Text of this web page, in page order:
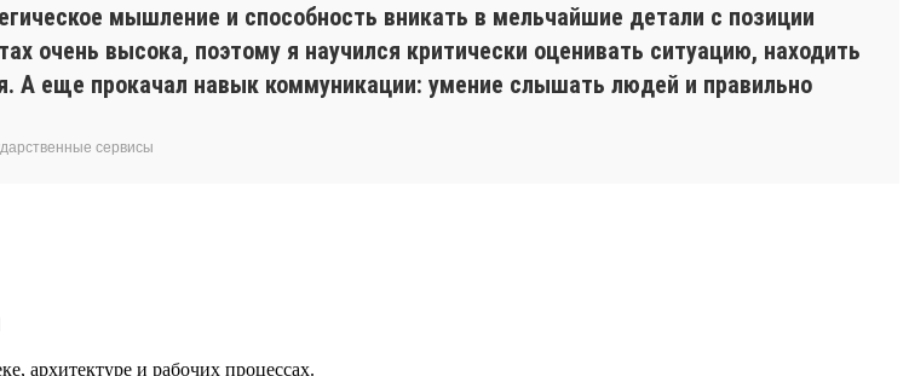
мышление и способность вникать в мельчайшие детали с позиции
очень высока, поэтому я научился критически оценивать ситуацию, находить
А еще прокачал навык коммуникации: умение слышать людей и правильно
сервисы
архитектуре и рабочих процессах.